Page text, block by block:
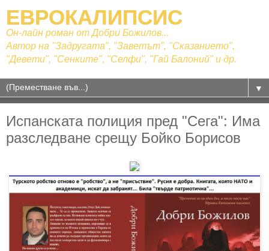
ЕВРОКАЛИПСИС
Он-лайн роман от Добри Божилов...
Автор на "Задругата", "Заветът", "Сказанието",
"Девети", "Сенките", "Селфи", "Гай Балоний" и др.
▼
Испанската полиция пред "Сега": Има
разследване срещу Бойко Борисов